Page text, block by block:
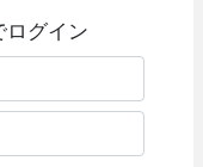
ログイン